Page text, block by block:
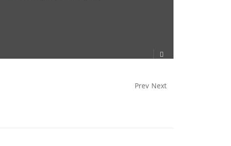
Prev Next